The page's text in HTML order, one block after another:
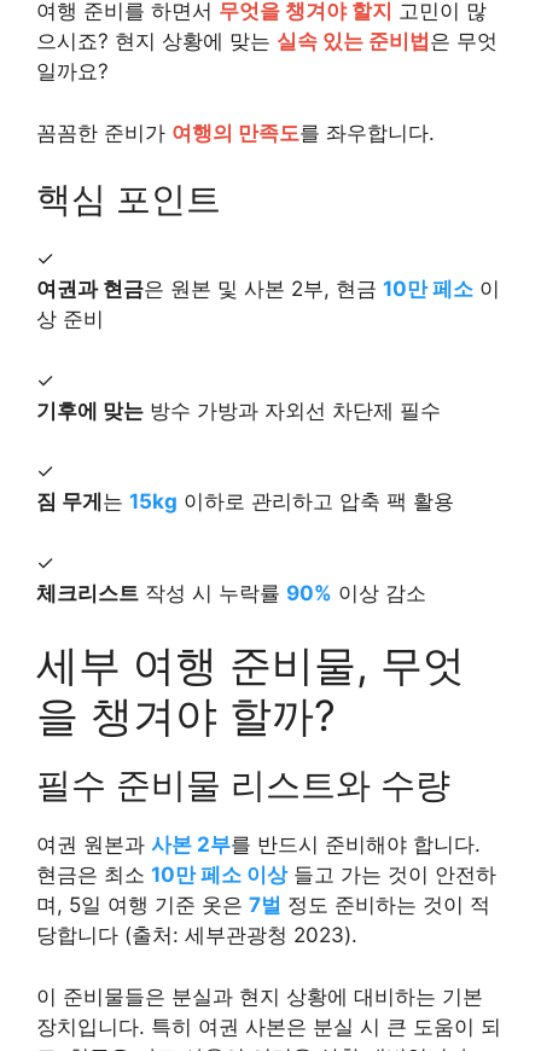
여행 준비를 하면서 무엇을 챙겨야 할지 고민이 많
으시죠? 현지 상황에 맞는 실속 있는 준비법 은 무엇
일까요?
꼼꼼한 준비가 여행의 만족도를 좌우합니다.
핵심 포인트
✓
여권과 현금은 원본 및 사본 2부, 현금 10만 페소 이
상 준비
✓
기후에 맞는 방수 가방과 자외선 차단제 필수
✓
짐 무게 는 15kg 이하로 관리하고 압축 팩 활용
✓
체크리스트 작성 시 누락률 90% 이상 감소
세부 여행 준비물, 무엇
을 챙겨야 할까?
필수 준비물 리스트와 수량
여권 원본과 사본 2부를 반드시 준비해야 합니다.
현금은 최소 10만 페소 이상들고 가는 것이 안전하
며, 5일 여행 기준 옷은 7벌 정도 준비하는 것이 적
당합니다 (출처: 세부관광청 2023).
이 준비물들은 분실과 현지 상황에 대비하는 기본
장치입니다. 특히 여권 사본은 분실 시 큰 도움이 되